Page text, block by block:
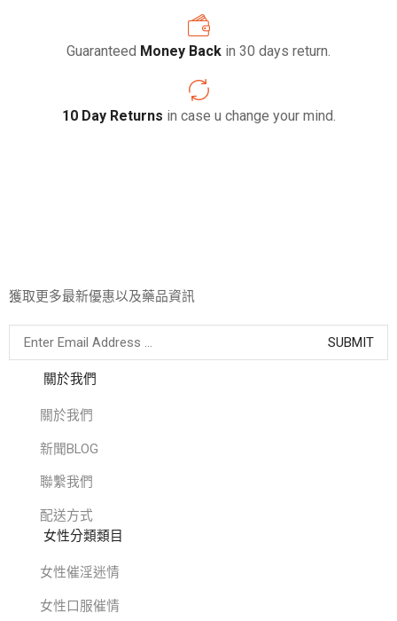
Guaranteed Money Back in 30 days return.
10 Day Returns in case u change your mind.
獲取更多最新優惠以及藥品資訊
關於我們
關於我們
新聞BLOG
聯繫我們
配送方式
女性分類類目
女性催淫迷情
女性口服催情